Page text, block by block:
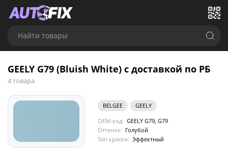
Найти товары
GEELY G79 (Bluish White) с доставкой по РБ
4 товара
BELGEE
GEELY
OEM-код: GEELY G79, G79
Оттенок: Голубой
Тип краски: Эффектный